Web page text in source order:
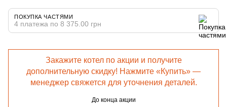
ПОКУПКА ЧАСТЯМИ
4 платежа по 8 375.00 грн
Закажите котел по акции и получите
дополнительную скидку! Нажмите «Купить» —
менеджер свяжется для уточнения деталей.
До конца акции